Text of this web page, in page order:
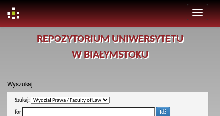
REPOZYTORIUM UNIWERSYTETU
W BIAŁYMSTOKU
Wyszukaj
Szukaj:
for